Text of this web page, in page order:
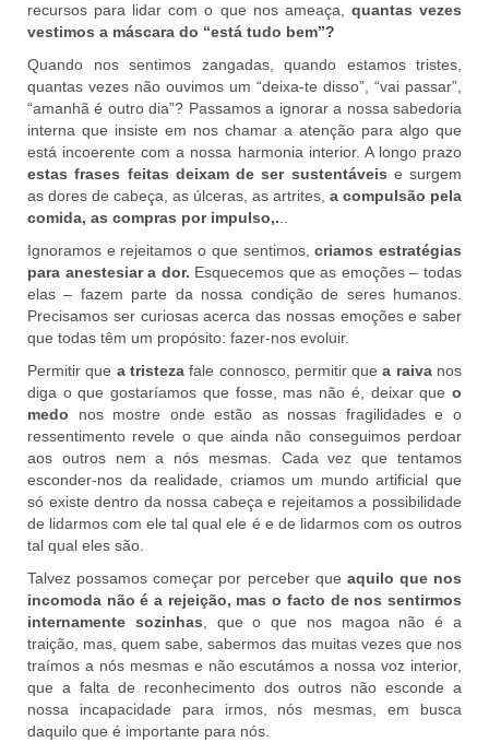
recursos para lidar com o que nos ameaça, quantas vezes
vestimos a máscara do “está tudo bem”?
Quando nos sentimos zangadas, quando estamos tristes,
quantas vezes não ouvimos um “deixa-te disso”, “vai passar”,
“amanhã é outro dia”? Passamos a ignorar a nossa sabedoria
interna que insiste em nos chamar a atenção para algo que
está incoerente com a nossa harmonia interior. A longo prazo
estas frases feitas deixam de ser sustentáveis e surgem
as dores de cabeça, as úlceras, as artrites, a compulsão pela
comida, as compras por impulso,.
Ignoramos e rejeitamos o que sentimos,criamos estratégias
para anestesiar a dor. Esquecemos que as emoções – todas
elas – fazem parte da nossa condição de seres humanos.
Precisamos ser curiosas acerca das nossas emoções e saber
que todas têm um propósito: fazer-nos evoluir.
Permitir que a tristezafale connosco, permitir quea raivanos
diga o que gostaríamos que fosse, mas não é, deixar que o
medo nos mostre onde estão as nossas fragilidades e o
ressentimento revele o que ainda não conseguimos perdoar
aos outros nem a nós mesmas. Cada vez que tentamos
esconder-nos da realidade, criamos um mundo artificial que
só existe dentro da nossa cabeça e rejeitamos a possibilidade
de lidarmos com ele tal qual ele é e de lidarmos com os outros
tal qual eles são.
Talvez possamos começar por perceber que aquilo que nos
incomoda não é a rejeição, mas o facto de nos sentirmos
internamente sozinhas , que o que nos magoa não é a
traição, mas, quem sabe, sabermos das muitas vezes que nos
traímos a nós mesmas e não escutámos a nossa voz interior,
que a falta de reconhecimento dos outros não esconde a
nossa incapacidade para irmos, nós mesmas, em busca
daquilo que é importante para nós.